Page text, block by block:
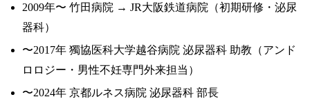
2009年〜 竹田病院 → JR大阪鉄道病院（初期研修・泌尿
器科）
〜2017年 獨協医科大学越谷病院 泌尿器科 助教（アンド
ロロジー・男性不妊専門外来担当）
〜2024年 京都ルネス病院 泌尿器科 部長